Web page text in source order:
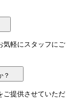
気軽にスタッフにご
？
ご提供させていただ